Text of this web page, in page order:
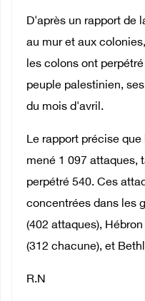
D'après un rapport de
au mur et aux
les colons ont
peuple palestinien,
du mois d'avril.
Le rapport précise
mené 1 097 attaques,
perpétré 540. Ces
concentrées dans les
(402 attaques),
(312 chacune), et
R.N